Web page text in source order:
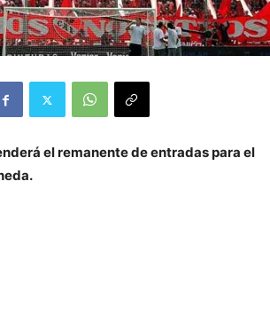
el remanente de entradas para el